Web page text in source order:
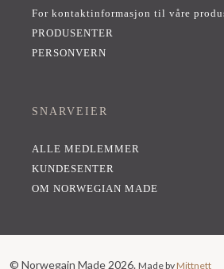
For kontaktinformasjon til våre
PRODUSENTER
PERSONVERN
SNARVEIER
ALLE MEDLEMMER
KUNDESENTER
OM NORWEGIAN MADE
© Norwegain Made 2026. Made byMittnett